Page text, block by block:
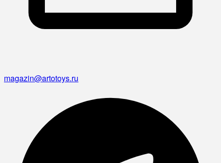
magazin@artotoys.ru